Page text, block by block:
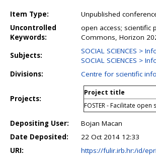
Item Type:
Unpublished
Uncontrolled
Keywords:
open access; scientific
Commons, Horizon
Subjects:
SOCIAL SCIENCES >
SOCIAL SCIENCES >
Divisions:
Centre for scientific
Projects:
Project title
FOSTER - Facilitate
Depositing User:
Bojan Macan
Date Deposited:
22 Oct 2014 12:33
URI:
https://fulir.irb.hr:/id/